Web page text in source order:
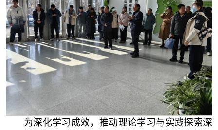
为深化学习成效，推动理论学习与实践探索深